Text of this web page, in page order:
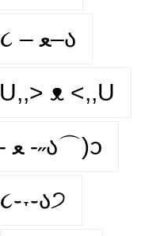
૮ – ﻌ–ა
U,,> ᴥ <,,U
zᶻ ૮˶- ﻌ -˶ა⌒)ᦱ
૮֊˕֊ა੭